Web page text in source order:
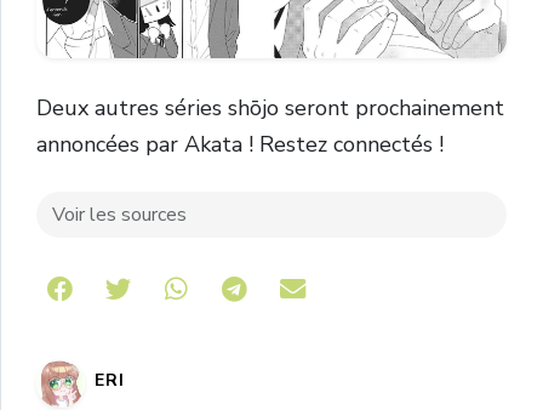
Deux autres séries shōjo seront prochainement
annoncées par Akata ! Restez connectés !
Voir les sources
Share on Telegram
ERI